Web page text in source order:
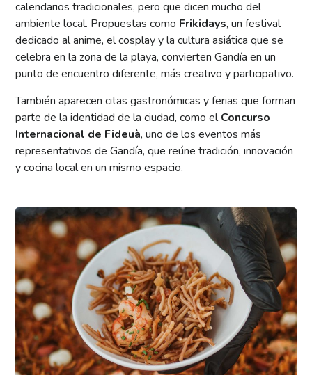
calendarios tradicionales, pero que dicen mucho del
ambiente local. Propuestas como Frikidays, un festival
dedicado al anime, el cosplay y la cultura asiática que se
celebra en la zona de la playa, convierten Gandía en un
punto de encuentro diferente, más creativo y participativo.
También aparecen citas gastronómicas y ferias que forman
parte de la identidad de la ciudad, como elConcurso
Internacional de Fideuà, uno de los eventos más
representativos de Gandía, que reúne tradición, innovación
y cocina local en un mismo espacio.